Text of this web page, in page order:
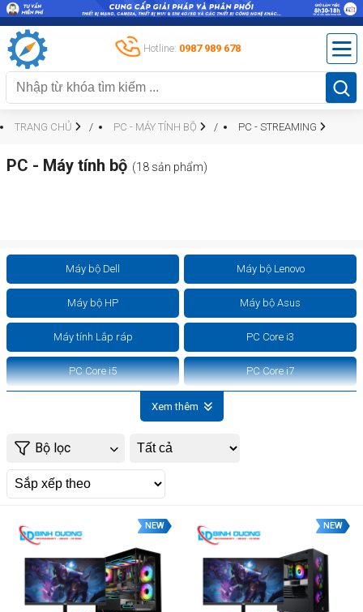
Hotline: 0987 989 678
TRANG CHỦ PC - MÁY TÍNH BỘ PC - STREAMING
PC - Máy tính bộ (18 sản phẩm)
Máy bộ Dell Máy bộ Lenovo
Máy bộ HP Máy bộ Asus
Máy tính Lắp ráp PC Core i3
PC Core i5 PC Core i7
Xem thêm
Bộ lọc
NEW NEW